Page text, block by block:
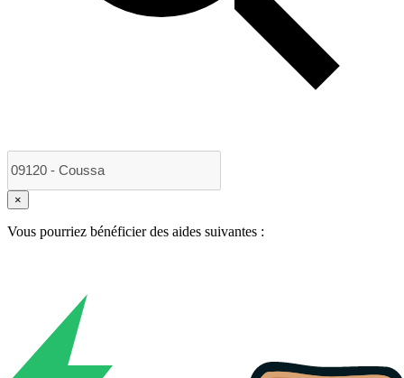
×
Vous pourriez bénéficier des aides suivantes :